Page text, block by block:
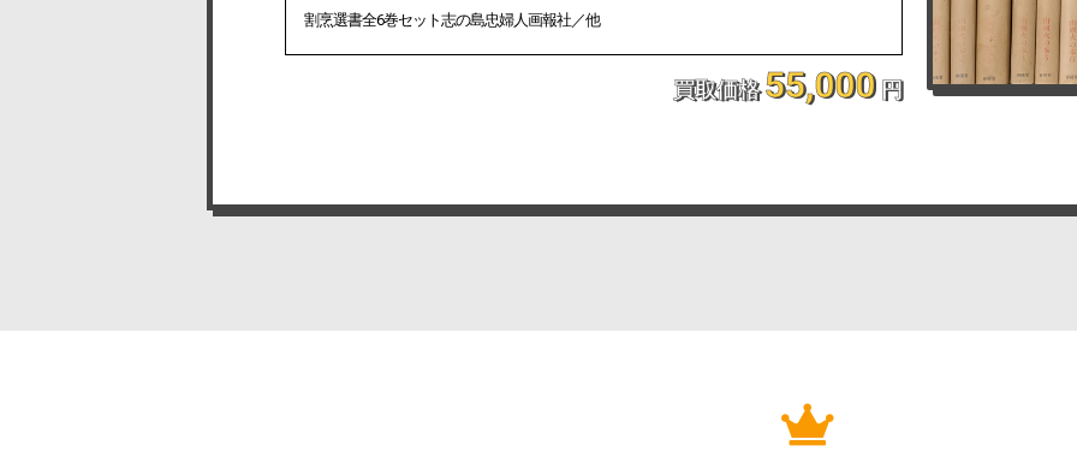
割烹選書全6巻セット志の島忠婦人画報社／他
買取価格55,000 円